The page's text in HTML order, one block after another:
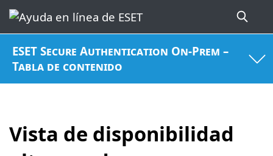
ESET Secure Authentication On-Prem –
Tabla de contenido
Vista de disponibilidad